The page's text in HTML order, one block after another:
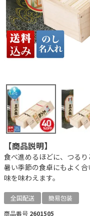
【商品説明】
食べ進めるほどに、つるり
暑い季節の食卓にもよく
味を味わえます。
全国配送
簡易包装
商品番号 2601505